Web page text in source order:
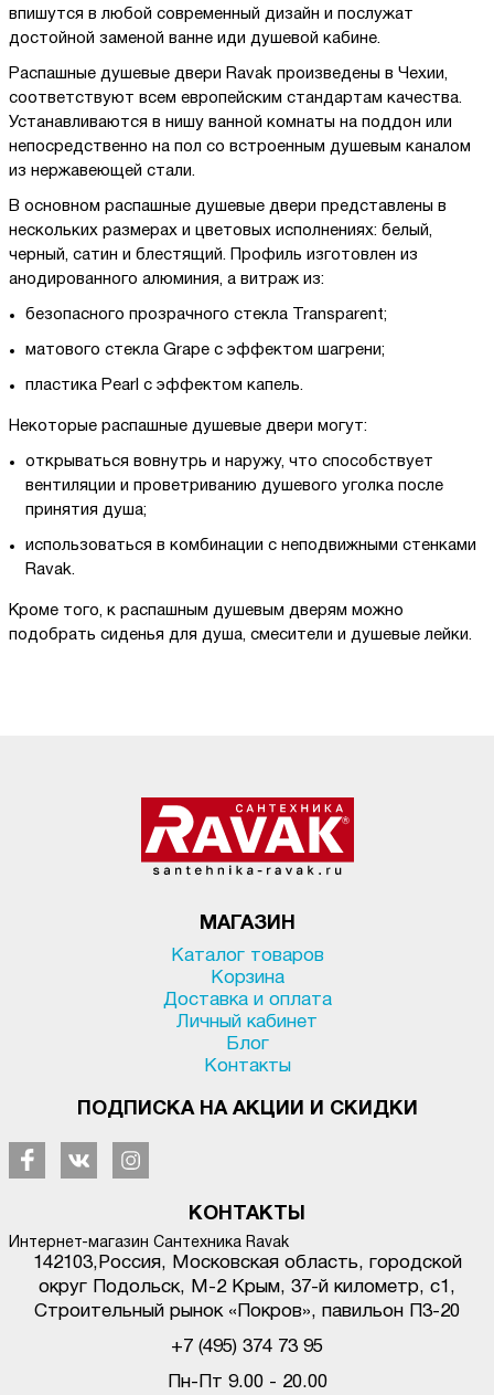
впишутся в любой современный дизайн и послужат
достойной заменой ванне иди душевой кабине.
Распашные душевые двери Ravak произведены в Чехии,
соответствуют всем европейским стандартам качества.
Устанавливаются в нишу ванной комнаты на поддон или
непосредственно на пол со встроенным душевым каналом
из нержавеющей стали.
В основном распашные душевые двери представлены в
нескольких размерах и цветовых исполнениях: белый,
черный, сатин и блестящий. Профиль изготовлен из
анодированного алюминия, а витраж из:
безопасного прозрачного стекла Transparent;
матового стекла Grape с эффектом шагрени;
пластика Pearl с эффектом капель.
Некоторые распашные душевые двери могут:
открываться вовнутрь и наружу, что способствует
вентиляции и проветриванию душевого уголка после
принятия душа;
использоваться в комбинации с неподвижными стенками
Ravak.
Кроме того, к распашным душевым дверям можно
подобрать сиденья для душа, смесители и душевые лейки.
МАГАЗИН
Каталог товаров
Корзина
Доставка и оплата
Личный кабинет
Блог
Контакты
ПОДПИСКА НА АКЦИИ И СКИДКИ
КОНТАКТЫ
Интернет-магазин Сантехника Ravak
142103, Россия, Московская область, городской
округ Подольск, М-2 Крым, 37-й километр, с1 ,
Строительный рынок «Покров», павильон П3-20
+7 (495) 374 73 95
Пн-Пт 9.00 - 20.00